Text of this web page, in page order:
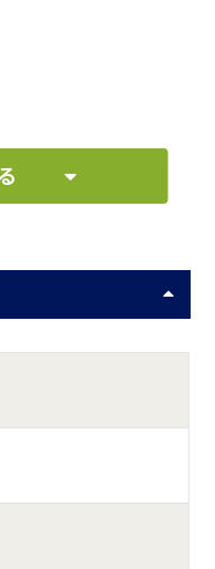
海に囲まれた自然豊か
域医療センターは、急
（品質マネジメントの
田メディカルセンター